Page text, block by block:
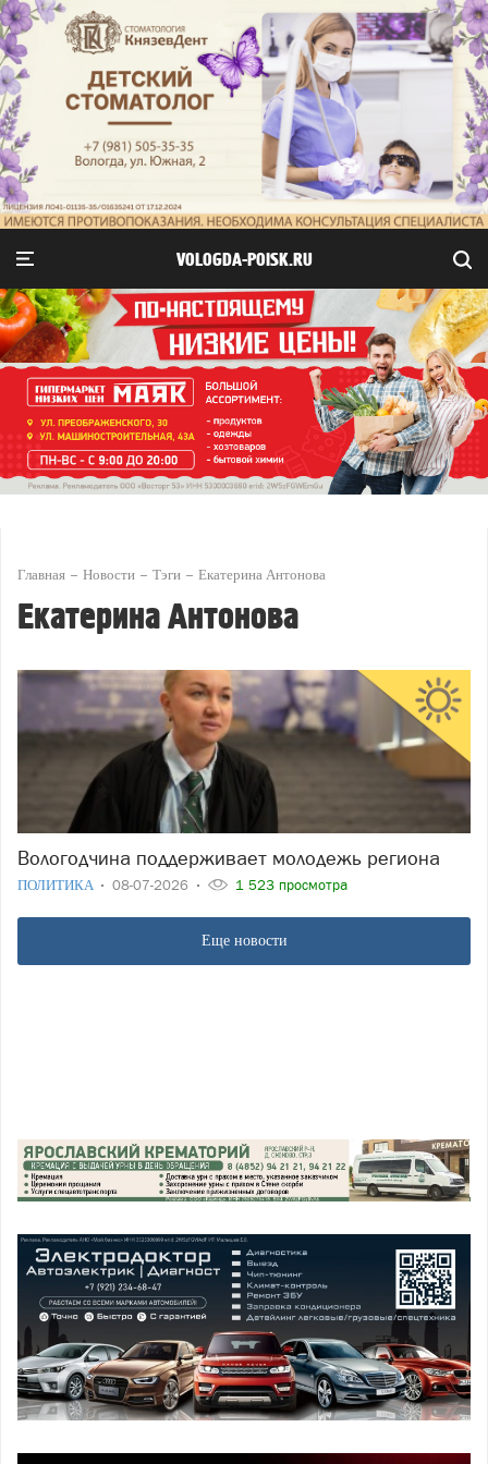
VOLOGDA-POISK.RU
Главная Новости Тэги Екатерина Антонова
Екатерина Антонова
Вологодчина поддерживает молодежь региона
ПОЛИТИКА 08-07-2026 1 523 просмотра
Еще новости